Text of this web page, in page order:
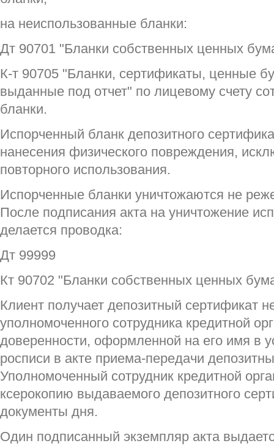
на неиспользованные бланки:
Дт 90701 "Бланки собственных ценных
К-т 90705 "Бланки, сертификаты, ценные
выданные под отчет" по лицевому счету
бланки.
Испорченный бланк депозитного
нанесения физического повреждения,
повторного использования.
Испорченные бланки уничтожаются не
После подписания акта на уничтожение
делается проводка:
Дт 99999
Кт 90702 "Бланки собственных ценных
Клиент получает депозитный сертификат
уполномоченного сотрудника кредитной
доверенности, оформленной на его имя в
росписи в акте приема-передачи
Уполномоченный сотрудник кредитной
ксерокопию выдаваемого депозитного
документы дня.
Один подписанный экземпляр акта